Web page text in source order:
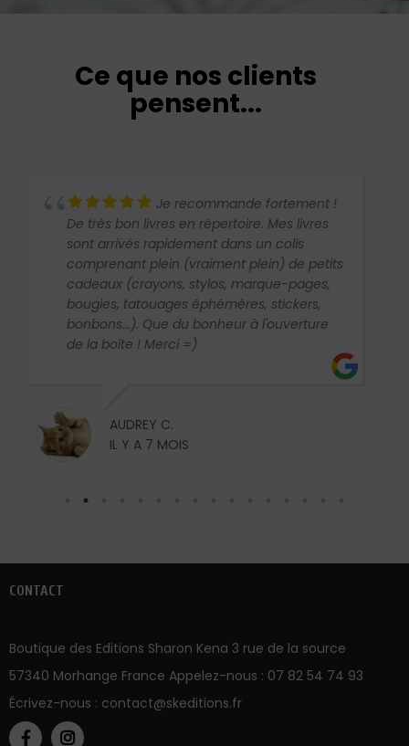
Ce que nos clients
pensent...
Je recommande fortement !
De très bon livres en répertoire. Mes livres
sont arrivés rapidement dans un colis
comprenant plein (vraiment plein) de petits
cadeaux (crayons, stylos, marque-pages,
bougies, tatouages éphémères, stickers,
bonbons...). Que du bonheur à l'ouverture
de la boîte ! Merci =)
AUDREY C.
IL Y A 7 MOIS
CONTACT
Boutique des Editions Sharon Kena 3 rue de la source
57340 Morhange France Appelez-nous : 07 82 54 74 93
Écrivez-nous : contact@skeditions.fr